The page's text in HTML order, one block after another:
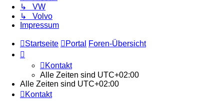
↳ VW
↳ Volvo
Impressum
Startseite Portal Foren-Übersicht
Kontakt
Alle Zeiten sind UTC+02:00
Alle Zeiten sind UTC+02:00
Kontakt